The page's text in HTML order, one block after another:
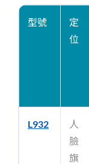
型號
定
位
L932
人
臉
旗